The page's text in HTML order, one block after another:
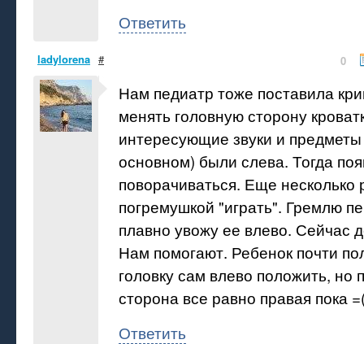
Ответить
ladylorena # 0
Нам педиатр тоже поставила
менять головную сторону
интересующие звуки и
основном) были слева. Тогда
поворачиваться. Еще несколько
погремушкой "играть". Гремлю
плавно увожу ее влево. Сейчас
Нам помогают. Ребенок почти
головку сам влево положить, но
сторона все равно правая пока
Ответить